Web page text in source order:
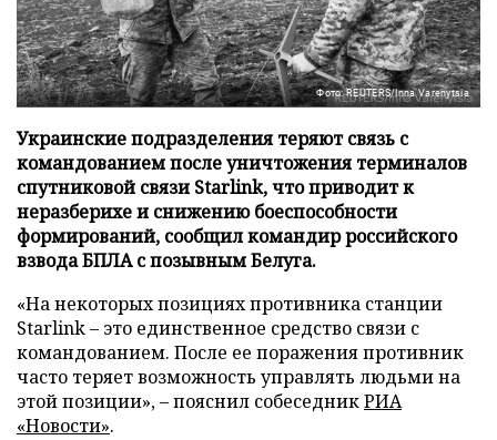
Фото: REUTERS/Inna Varenytsia
Украинские подразделения теряют связь с
командованием после уничтожения терминалов
спутниковой связи Starlink, что приводит к
неразберихе и снижению боеспособности
формирований, сообщил командир российского
взвода БПЛА с позывным Белуга.
«На некоторых позициях противника станции
Starlink – это единственное средство связи с
командованием. После ее поражения противник
часто теряет возможность управлять людьми на
этой позиции», – пояснил собеседникРИА
«Новости».